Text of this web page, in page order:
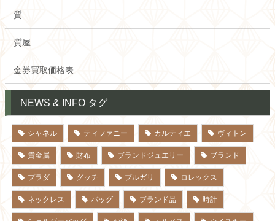
質
質屋
金券買取価格表
NEWS & INFO タグ
シャネル ティファニー カルティエ ヴィトン
貴金属 財布 ブランドジュエリー ブランド
プラダ グッチ ブルガリ ロレックス
ネックレス バッグ ブランド品 時計